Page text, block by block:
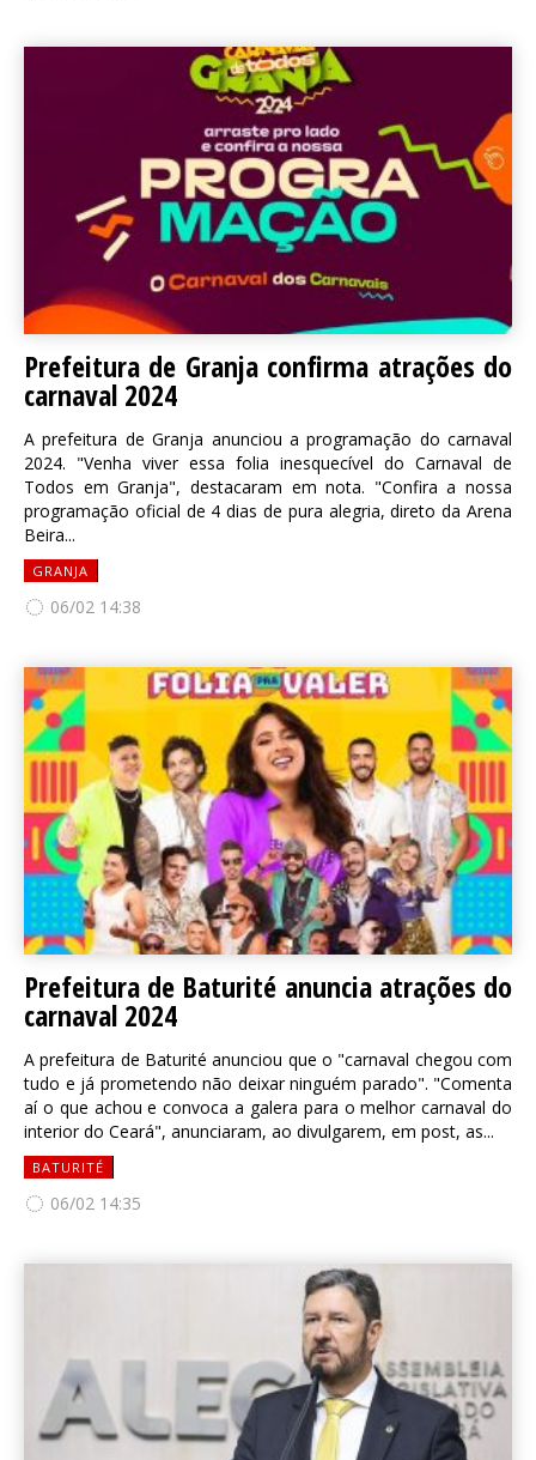
Prefeitura de Granja confirma atrações do
carnaval 2024
A prefeitura de Granja anunciou a programação do carnaval
2024. "Venha viver essa folia inesquecível do Carnaval de
Todos em Granja", destacaram em nota. "Confira a nossa
programação oficial de 4 dias de pura alegria, direto da Arena
Beira...
GRANJA
06/02 14:38
Prefeitura de Baturité anuncia atrações do
carnaval 2024
A prefeitura de Baturité anunciou que o "carnaval chegou com
tudo e já prometendo não deixar ninguém parado". "Comenta
aí o que achou e convoca a galera para o melhor carnaval do
interior do Ceará", anunciaram, ao divulgarem, em post, as...
BATURITÉ
06/02 14:35